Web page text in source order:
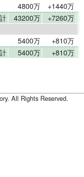
4800万 +1440万
計
43200万 +7260万
5400万 +810万
計
5400万 +810万
All Rights Reserved.